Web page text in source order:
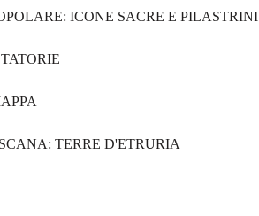
ICONE SACRE E PILASTRINI
TERRE D'ETRURIA
fini di
non ha
e